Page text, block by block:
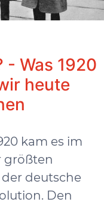
- Was 1920
heute
kam es im
größten
deutsche
Den